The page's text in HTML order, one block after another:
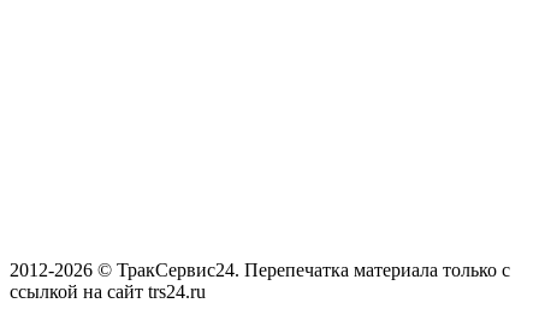
2012-2026 © ТракСервис24. Перепечатка материала только с
ссылкой на сайт trs24.ru